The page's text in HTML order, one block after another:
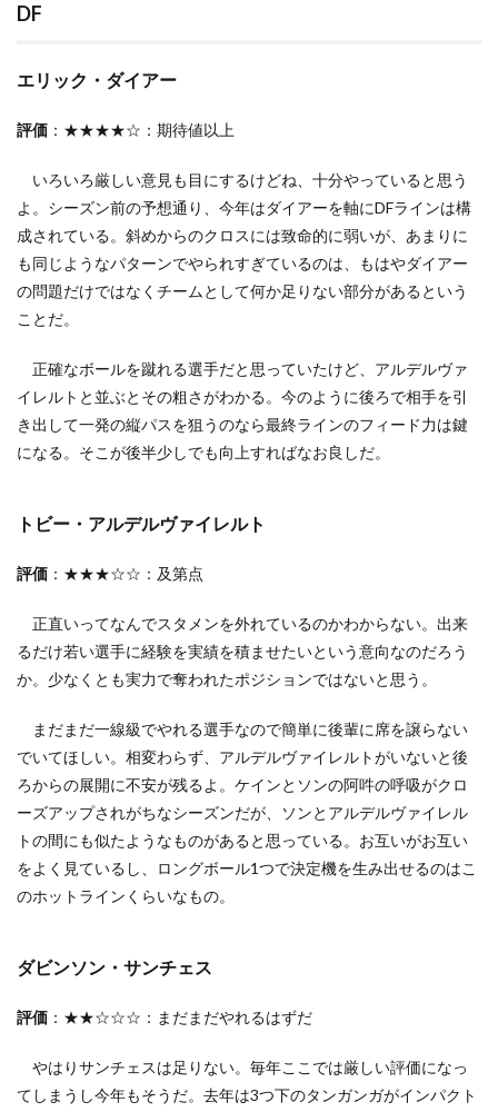
DF
エリック・ダイアー
評価 ：★★★★☆：期待値以上
いろいろ厳しい意見も目にするけどね、十分やっていると思う
よ。シーズン前の予想通り、今年はダイアーを軸にDFラインは構
成されている。斜めからのクロスには致命的に弱いが、あまりに
も同じようなパターンでやられすぎているのは、もはやダイアー
の問題だけではなくチームとして何か足りない部分があるという
ことだ。
正確なボールを蹴れる選手だと思っていたけど、アルデルヴァ
イレルトと並ぶとその粗さがわかる。今のように後ろで相手を引
き出して一発の縦パスを狙うのなら最終ラインのフィード力は鍵
になる。そこが後半少しでも向上すればなお良しだ。
トビー・アルデルヴァイレルト
評価 ：★★★☆☆：及第点
正直いってなんでスタメンを外れているのかわからない。出来
るだけ若い選手に経験を実績を積ませたいという意向なのだろう
か。少なくとも実力で奪われたポジションではないと思う。
まだまだ一線級でやれる選手なので簡単に後輩に席を譲らない
でいてほしい。相変わらず、アルデルヴァイレルトがいないと後
ろからの展開に不安が残るよ。ケインとソンの阿吽の呼吸がクロ
ーズアップされがちなシーズンだが、ソンとアルデルヴァイレル
トの間にも似たようなものがあると思っている。お互いがお互い
をよく見ているし、ロングボール1つで決定機を生み出せるのはこ
のホットラインくらいなもの。
ダビンソン・サンチェス
評価 ：★★☆☆☆：まだまだやれるはずだ
やはりサンチェスは足りない。毎年ここでは厳しい評価になっ
てしまうし今年もそうだ。去年は3つ下のタンガンガがインパクト